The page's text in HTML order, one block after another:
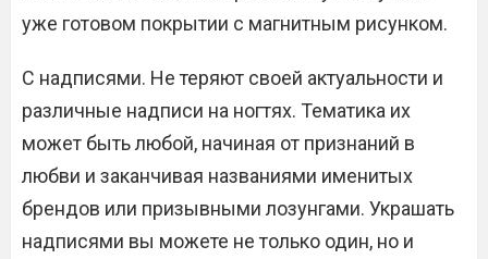
уже готовом покрытии с магнитным рисунком.
С надписями. Не теряют своей актуальности и
различные надписи на ногтях. Тематика их
может быть любой, начиная от признаний в
любви и заканчивая названиями именитых
брендов или призывными лозунгами. Украшать
надписями вы можете не только один, но и